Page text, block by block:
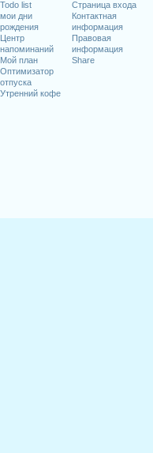
Todo list
мои дни
рождения
Центр
напоминаний
Мой план
Оптимизатор
отпуска
Утренний кофе
Страница входа
Контактная
информация
Правовая
информация
Share